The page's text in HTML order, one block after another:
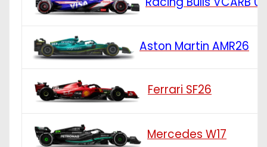
Aston Martin AMR26
Ferrari SF26
Mercedes W17